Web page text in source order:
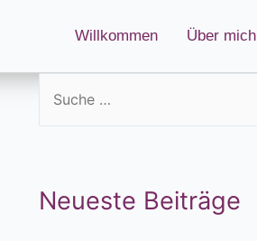
Willkommen Über mich
Neueste Beiträge